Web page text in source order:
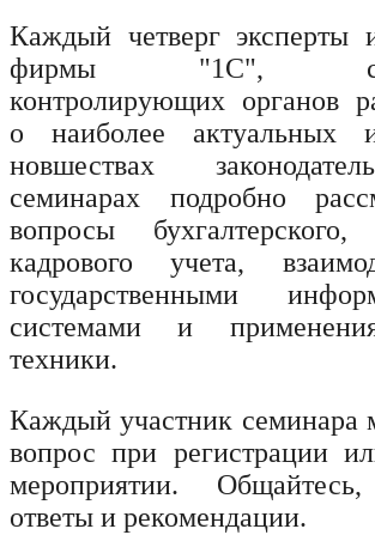
Каждый четверг эксперты
фирмы "1С",
контролирующих органов
о наиболее актуальных
новшествах
семинарах подробно
вопросы бухгалтерского,
кадрового учета,
государственными
системами и
техники.
Каждый участник семинара
вопрос при регистрации
мероприятии.
ответы и рекомендации.